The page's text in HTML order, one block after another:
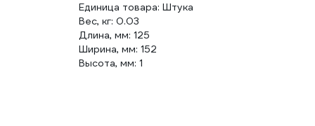
Единица товара: Штука
Вес, кг: 0.03
Длина, мм: 125
Ширина, мм: 152
Высота, мм: 1